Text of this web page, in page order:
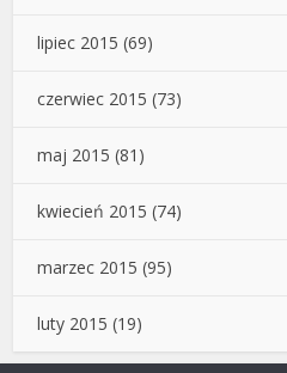
lipiec 2015 (69)
czerwiec 2015 (73)
maj 2015 (81)
kwiecień 2015 (74)
marzec 2015 (95)
luty 2015 (19)